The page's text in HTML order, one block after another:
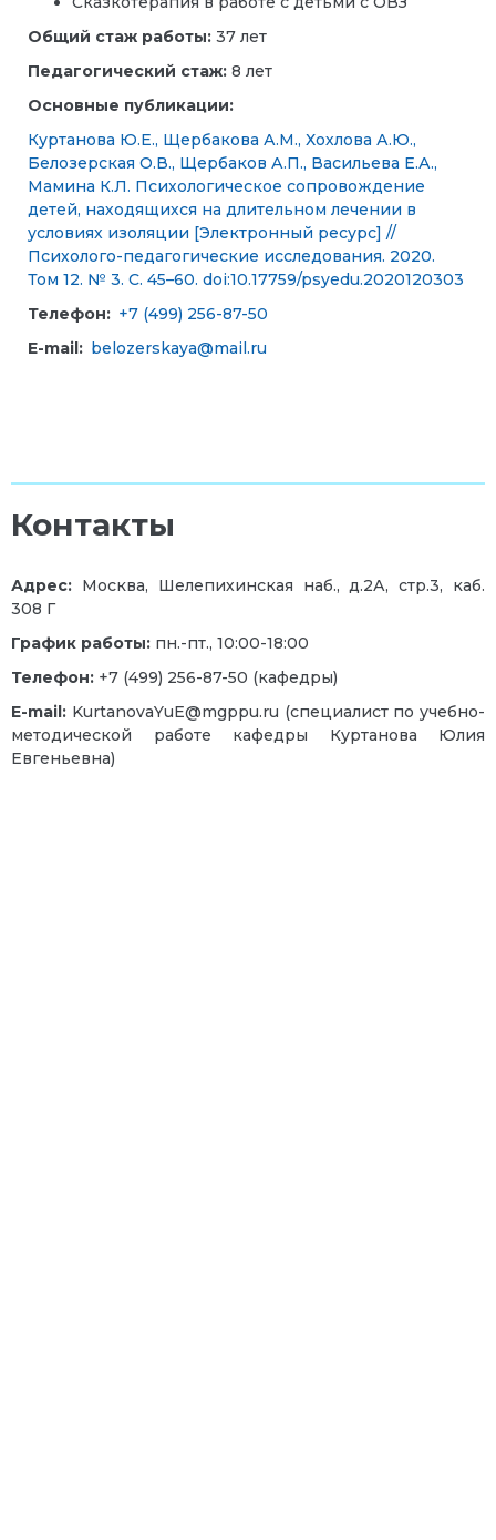
Общий стаж работы: 37 лет
Педагогический стаж: 8 лет
Основные публикации:
Куртанова Ю.Е., Щербакова А.М., Хохлова А.Ю.,
Белозерская О.В., Щербаков А.П., Васильева Е.А.,
Мамина К.Л. Психологическое сопровождение
детей, находящихся на длительном лечении в
условиях изоляции [Электронный ресурс] //
Психолого-педагогические исследования. 2020.
Том 12. № 3. С. 45–60. doi:10.17759/psyedu.2020120303
Телефон: +7 (499) 256-87-50
E-mail: belozerskaya@mail.ru
Контакты
Адрес: Москва, Шелепихинская наб., д.2А, стр.3, каб.
308 Г
График работы: пн.-пт., 10:00-18:00
Телефон: +7 (499) 256-87-50 (кафедры)
E-mail: KurtanovaYuE@mgppu.ru (специалист по учебно-
методической работе кафедры Куртанова Юлия
Евгеньевна)